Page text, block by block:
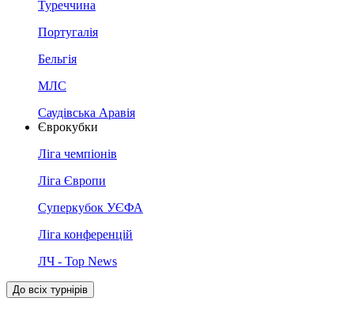
Туреччина
Португалія
Бельгія
МЛС
Саудівська Аравія
Єврокубки
Ліга чемпіонів
Ліга Європи
Суперкубок УЄФА
Ліга конференцій
ЛЧ - Top News
До всіх турнірів